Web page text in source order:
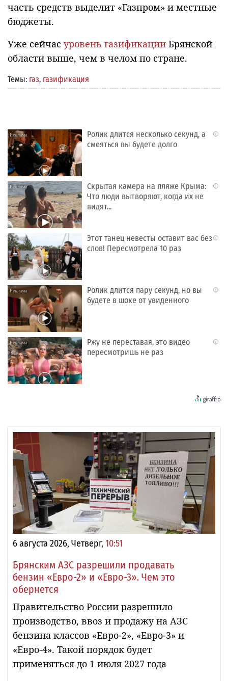
часть средств выделит «Газпром» и местные
бюджеты.
Уже сейчас уровень газификации Брянской
области выше, чем в челом по стране.
Темы: газ, газификация
i
Ролик длится несколько секунд, а
смеяться вы будете долго
i
Скрытая камера на пляже Крыма:
Что люди вытворяют, когда их не
видят...
i
Этот танец невесты оставит вас без
слов! Пересмотрела 10 раз
i
Ролик длится пару секунд, но вы
будете в шоке от увиденного
i
Ржу не переставая, это видео
пересмотришь не раз
6 августа 2026, Четверг, 10:51
Брянским АЗС разрешили продавать
бензин «Евро-2» и «Евро-3». Чем это
обернется
Правительство России разрешило
производство, ввоз и продажу на АЗС
бензина классов «Евро-2», «Евро-3» и
«Евро-4». Такой порядок будет
применяться до 1 июля 2027 года